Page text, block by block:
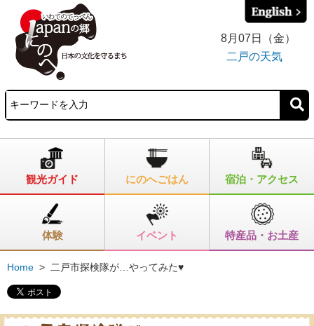
8月07日（金）
二戸の天気
観光ガイド にのへごはん 宿泊・アクセス
体験 イベント 特産品・お土産
Home > 二戸市探検隊が…やってみた♥